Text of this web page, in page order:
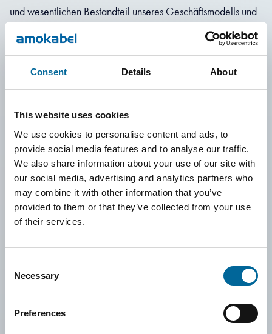
Consent Details About
This website uses cookies
We use cookies to personalise content and ads, to
provide social media features and to analyse our traffic.
We also share information about your use of our site with
our social media, advertising and analytics partners who
may combine it with other information that you’ve
provided to them or that they’ve collected from your use
of their services.
Selection
Necessary
Preferences
und wesentlichen Bestandteil unseres Geschäftsmodells und
streben danach, eine positive Kraft in den Gemeinschaften
lebendigen und nachhaltigen Gemeinschaften beizutragen,
in denen Menschen, Unternehmen und Ideen gemeinsam
wachsen können.
Durch Mitbeteiligungen am Falken Health Center,
Investitionen in sozial förderliche Immobilien sowie die
Unterstützung lokaler Sport-, Kultur- und Vereinsaktivitäten
fördern wir Zusammenhalt, Optimismus und Wohlbefinden.
Unser Sponsoring – beispielsweise für Amo Handboll, AIK,
den Schwedischen Kinderkrebsfonds und Uppvidinge
Hydrogen – basiert auf klaren Werten. Wir konzentrieren
gesellschaftlichen Zusammenhalt und nachhaltige